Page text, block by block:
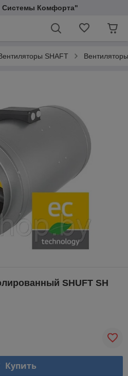
Системы Комфорта"
SHAFT
SHUFT SH
Купить